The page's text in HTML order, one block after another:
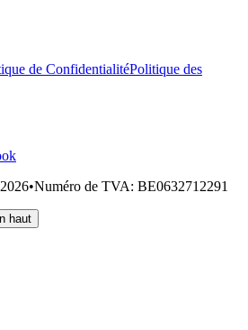
de ConfidentialitéPolitique des
2026•Numéro de TVA: BE0632712291
haut